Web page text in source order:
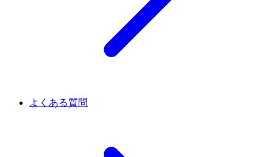
よくある質問